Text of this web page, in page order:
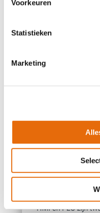
Voorkeuren
Statistieken
Marketing
visualiseren te en
intelligence,
Deze maken
om te
operators. Ze
toepassingen
magazijnen, enz.
HMI en PLC zijn